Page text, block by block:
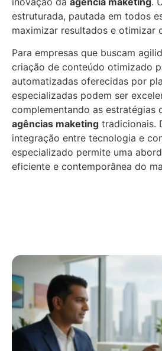
estruturada, pautada em todos
maximizar resultados e otimizar
Para empresas que buscam
criação de conteúdo otimizado
automatizadas oferecidas por
especializadas podem ser
complementando as estratégias
agências maketing tradicionais.
integração entre tecnologia e
especializado permite uma
eficiente e contemporânea do